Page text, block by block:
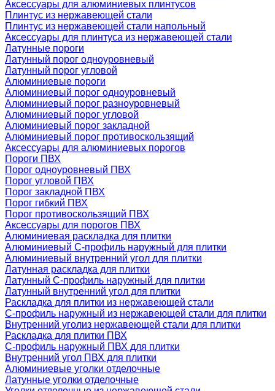
Аксессуары для алюминиевых плинтусов
Плинтус из нержавеющей стали
Плинтус из нержавеющей стали напольный
Аксессуары для плинтуса из нержавеющей стали
Латунные пороги
Латунный порог одноуровневый
Латунный порог угловой
Алюминиевые пороги
Алюминиевый порог одноуровневый
Алюминиевый порог разноуровневый
Алюминиевый порог угловой
Алюминиевый порог закладной
Алюминиевый порог противоскользящий
Аксессуары для алюминиевых порогов
Пороги ПВХ
Порог одноуровневый ПВХ
Порог угловой ПВХ
Порог закладной ПВХ
Порог гибкий ПВХ
Порог противоскользящий ПВХ
Аксессуары для порогов ПВХ
Алюминиевая раскладка для плитки
Алюминиевый С-профиль наружный для плитки
Алюминиевый внутренний угол для плитки
Латунная раскладка для плитки
Латунный С-профиль наружный для плитки
Латунный внутренний угол для плитки
Раскладка для плитки из нержавеющей стали
С-профиль наружный из нержавеющей стали для плитки
Внутренний уголиз нержавеющей стали для плитки
Раскладка для плитки ПВХ
С-профиль наружный ПВХ для плитки
Внутренний угол ПВХ для плитки
Алюминиевые уголки отделочные
Латунные уголки отделочные